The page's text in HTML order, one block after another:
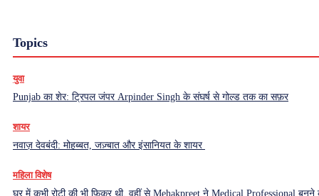
Topics
युवा
Punjab का शेर: ट्रिपल जंपर Arpinder Singh के संघर्ष से गोल्ड तक का सफ़र
शायर
नवाज़ देवबंदी: मोहब्बत, जज़्बात और इंसानियत के शायर
महिला विशेष
घर में कभी रोटी की भी फ़िक्र थी, वहीं से Mehakpreet ने Medical Professional बनने